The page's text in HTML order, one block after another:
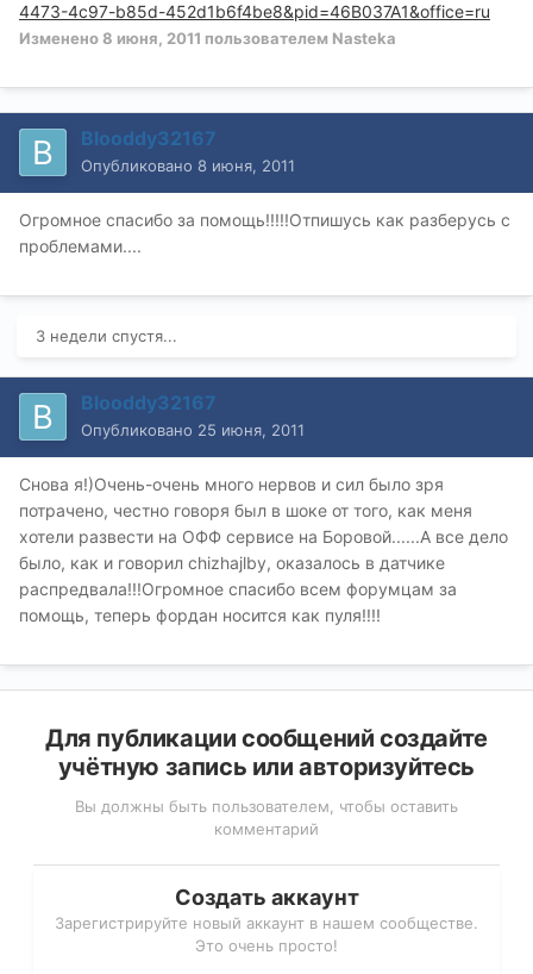
4473-4c97-b85d-452d1b6f4be8&pid=46B037A1&office=ru
Изменено8 июня, 2011 пользователем Nasteka
Blooddy32167
Опубликовано 8 июня, 2011
Огромное спасибо за помощь!!!!!Отпишусь как разберусь с
проблемами....
3 недели спустя...
Blooddy32167
Опубликовано 25 июня, 2011
Снова я!)Очень-очень много нервов и сил было зря
потрачено, честно говоря был в шоке от того, как меня
хотели развести на ОФФ сервисе на Боровой......А все дело
было, как и говорил chizhajlby, оказалось в датчике
распредвала!!!Огромное спасибо всем форумцам за
помощь, теперь фордан носится как пуля!!!!
Для публикации сообщений создайте
учётную запись или авторизуйтесь
Вы должны быть пользователем, чтобы оставить
комментарий
Создать аккаунт
Зарегистрируйте новый аккаунт в нашем сообществе.
Это очень просто!